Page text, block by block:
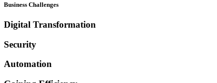
Business Challenges
Digital Transformation
Security
Automation